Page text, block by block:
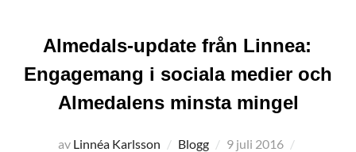
Almedals-update från Linnea:
Engagemang i sociala medier och
Almedalens minsta mingel
av Linnéa Karlsson Blogg
Publicerat
9 juli 2016